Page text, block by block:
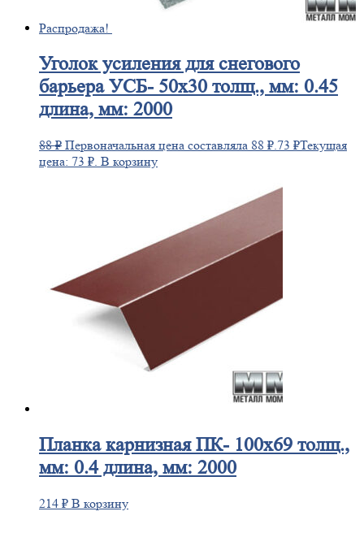
Распродажа!
Уголокусиления для снегового
барьера УСБ- 50х30 толщ., мм: 0.45
длина, мм: 2000
88₽ Первоначальная цена составляла 88 ₽.73 ₽Текущая
цена: 73 ₽. В корзину
Планкакарнизная ПК- 100х69 толщ.,
мм: 0.4 длина, мм: 2000
214 ₽ В корзину